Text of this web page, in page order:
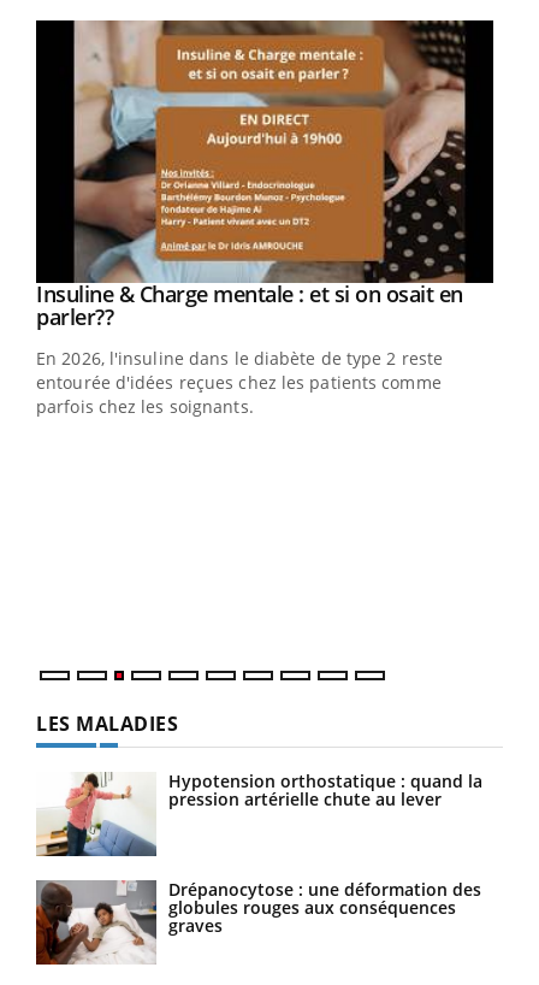
Youtube
Insuline & Charge mentale : et si on osait en
parler??Youtube
En 2026, l'insuline dans le diabète de type 2 reste
entourée d'idées reçues chez les patients comme
parfois chez les soignants.
LES MALADIES
Hypotension orthostatique : quand la
pression artérielle chute au lever
Drépanocytose : une déformation des
globules rouges aux conséquences
graves